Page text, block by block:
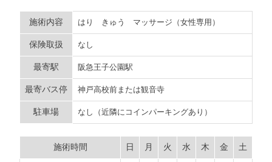
施術内容 はり きゅう マッサージ（女性専用）
保険取扱 なし
最寄駅 阪急王子公園駅
最寄バス停 神戸高校前または観音寺
駐車場 なし（近隣にコインパーキングあり）
施術時間 日 月 火 水 木 金 土